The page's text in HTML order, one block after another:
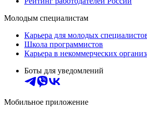
Молодым специалистам
Карьера для молодых
Школа программистов
Карьера в некоммерческих
Боты для уведомлений
Мобильное приложение